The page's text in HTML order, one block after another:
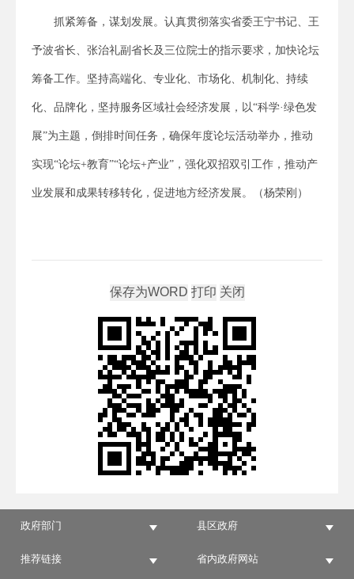
抓紧筹备，谋划发展。认真贯彻落实省委王宁书记、王
予波省长、张治礼副省长及三位院士的指示要求，加快论坛
筹备工作。坚持高端化、专业化、市场化、机制化、持续
化、品牌化，坚持服务区域社会经济发展，以“科学·绿色发
展”为主题，倒排时间任务，确保年度论坛活动举办，推动
实现“论坛+教育”“论坛+产业”，强化双招双引工作，推动产
业发展和成果转移转化，促进地方经济发展。（杨荣刚）
政府部门 县区政府
推荐链接 省内政府网站